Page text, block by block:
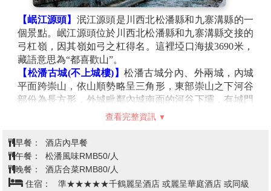
【岷江源頭】 泯江源頭是川西北松潘縣和九寨溝縣的一
個景點。岷江源頭位於川西北松潘縣和九寨溝縣交接的
弓杠嶺，因其嶺如弓之杠得名。這裡埡口海拔3690米，
藏語意思為“都喜歡山”。
【松潘古城(不上城樓)】 松潘古城分內、外兩城，內城
平面跨崇山，依山順勢略呈三角形，東部崇山之下河谷
部份為長方形，外城毗鄰內城南面的河谷下壩，有城門
與內城相通，平面為長方形。城牆總長6.2公里，用本地
米，以糯米、石灰、桐油熬制的灰漿粕連勾縫，堅固如
銅牆鐵壁。各城門僅以大塊規則的長方條石券拱而成。
松潘古城規模宏偉，氣勢非凡，其城牆的長度、高度、
厚度、浮雕石刻的精美在民族地區是首屈一指的。
查看完整資訊
早餐：
酒店內早餐
午餐：
松潘風味RMB50/人
晚餐：
酒店合菜RMB80/人
住宿：
準★★★★★千鶴麗呈酒店 或麗呈華庭酒店 或同級